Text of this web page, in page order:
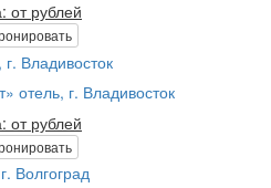
от рублей
отель, г. Владивосток
от рублей